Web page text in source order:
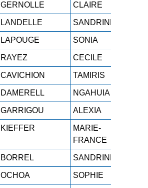
GERNOLLE CLAIRE
LANDELLE SANDRINE
LAPOUGE SONIA
RAYEZ CECILE
CAVICHION TAMIRIS
DAMERELL NGAHUIA
GARRIGOU ALEXIA
KIEFFER
MARIE-
FRANCE
BORREL SANDRINE
OCHOA SOPHIE